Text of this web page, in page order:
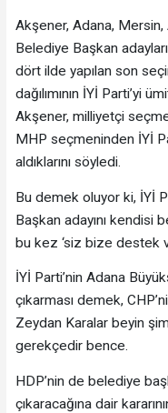
Akşener, Adana, Mersin,
Belediye Başkan
dört ilde yapılan son
dağılımının İYİ Parti’yi
Akşener, milliyetçi
MHP seçmeninden İYİ
aldıklarını söyledi.
Bu demek oluyor ki, İYİ
Başkan adayını kendisi
bu kez ‘siz bize destek
İYİ Parti’nin Adana
çıkarması demek,
Zeydan Karalar beyin
gerekçedir bence.
HDP’nin de belediye
çıkaracağına dair